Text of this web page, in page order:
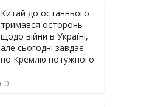
Китай до останнього
тримався осторонь
щодо вiйни в Україні,
але сьогодні завдає
по Кремлю потужного
0